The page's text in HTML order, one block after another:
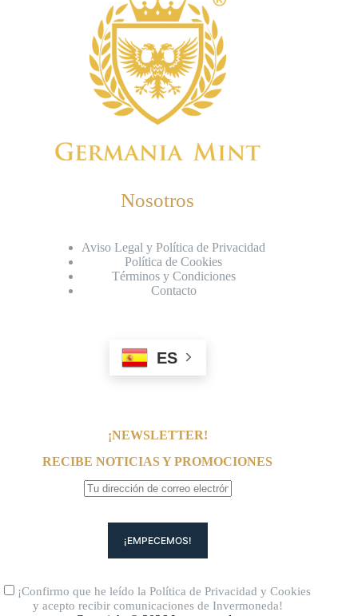
Nosotros
Aviso Legal y Política de Privacidad
Política de Cookies
Términos y Condiciones
Contacto
ES
¡NEWSLETTER!
RECIBE NOTICIAS Y PROMOCIONES
¡Confirmo que he leído laPolítica de Privacidad yCookies
y acepto recibir comunicaciones de Invermoneda!